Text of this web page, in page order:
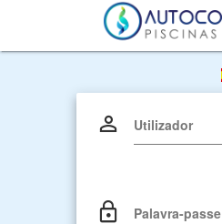
Utilizador
Palavra-passe